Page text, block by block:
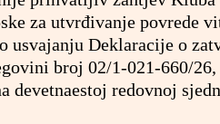
za utvrđivanje povrede
usvajanju Deklaracije o
broj 02/1-021-660/
devetnaestoj redovnoj